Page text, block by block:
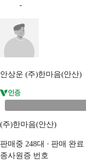
-
안상운 (주)한마음(안산)
(주)한마음(안산)
판매중 248대 · 판매 완료
종사원증 번호